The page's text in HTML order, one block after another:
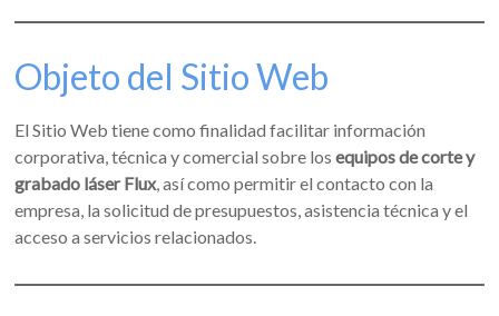
Objeto del Sitio Web
El Sitio Web tiene como finalidad facilitar información
corporativa, técnica y comercial sobre losequipos de corte y
grabado láser Flux, así como permitir el contacto con la
empresa, la solicitud de presupuestos, asistencia técnica y el
acceso a servicios relacionados.